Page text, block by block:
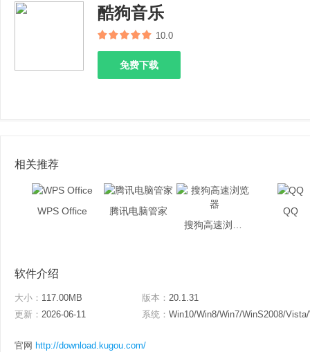
酷狗音乐
10.0
免费下载
相关推荐
WPS Office
腾讯电脑管家
QQ
软件介绍
大小： 117.00MB 版本： 20.1.31
更新： 2026-06-11 系统： Win10/Win8/Win7/WinS2008/
官网 http://download.kugou.com/